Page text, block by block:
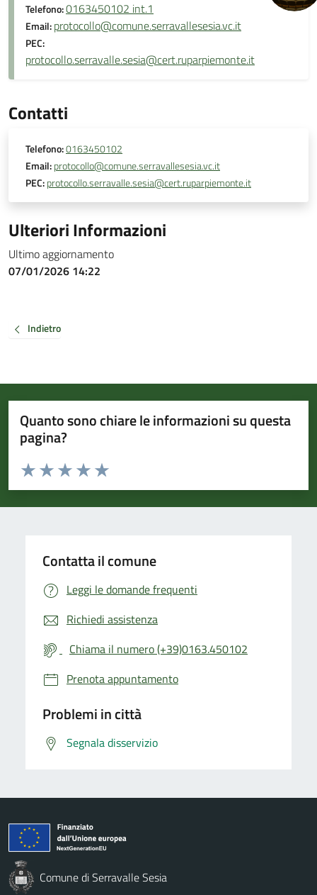
Telefono:0163450102 int.1
Email:protocollo@comune.serravallesesia.vc.it
PEC:
protocollo.serravalle.sesia@cert.ruparpiemonte.it
Contatti
Telefono:0163450102
Email:protocollo@comune.serravallesesia.vc.it
PEC:protocollo.serravalle.sesia@cert.ruparpiemonte.it
Ulteriori Informazioni
Ultimo aggiornamento
07/01/2026 14:22
Indietro
Quanto sono chiare le informazioni su questa
pagina?
Valuta da 1 a 5 stelle la pagina
Valuta 5 stelle su 5
Valuta 4 stelle su 5
Valuta 3 stelle su 5
Valuta 2 stelle su 5
Valuta 1 stelle su 5
Contatta il comune
Leggi le domande frequenti
Richiedi assistenza
Chiama il numero (+39)0163.450102
Prenota appuntamento
Problemi in città
Segnala disservizio
Comune di Serravalle Sesia